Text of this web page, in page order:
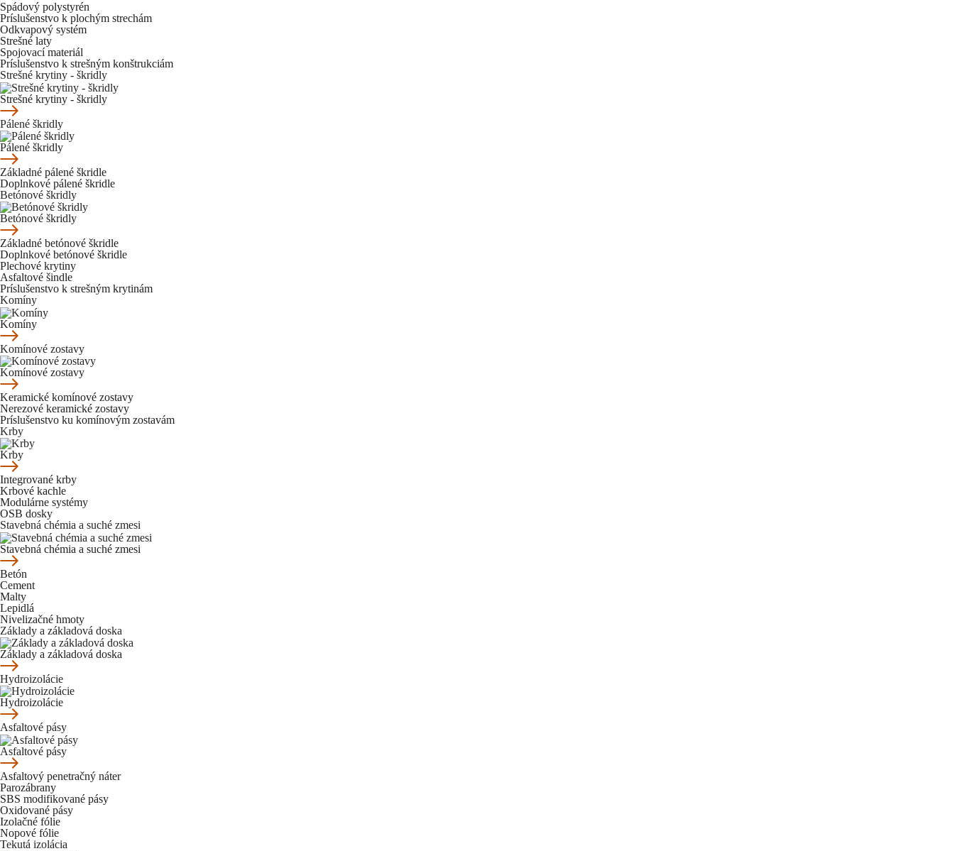
Spádový polystyrén
Príslušenstvo k plochým strechám
Odkvapový systém
Strešné laty
Spojovací materiál
Príslušenstvo k strešným konštrukciám
Strešné krytiny - škridly
Strešné krytiny - škridly
Pálené škridly
Pálené škridly
Základné pálené škridle
Doplnkové pálené škridle
Betónové škridly
Betónové škridly
Základné betónové škridle
Doplnkové betónové škridle
Plechové krytiny
Asfaltové šindle
Príslušenstvo k strešným krytinám
Komíny
Komíny
Komínové zostavy
Komínové zostavy
Keramické komínové zostavy
Nerezové keramické zostavy
Príslušenstvo ku komínovým zostavám
Krby
Krby
Integrované krby
Krbové kachle
Modulárne systémy
OSB dosky
Stavebná chémia a suché zmesi
Stavebná chémia a suché zmesi
Betón
Cement
Malty
Lepidlá
Nivelizačné hmoty
Základy a základová doska
Základy a základová doska
Hydroizolácie
Hydroizolácie
Asfaltové pásy
Asfaltové pásy
Asfaltový penetračný náter
Parozábrany
SBS modifikované pásy
Oxidované pásy
Izolačné fólie
Nopové fólie
Tekutá izolácia